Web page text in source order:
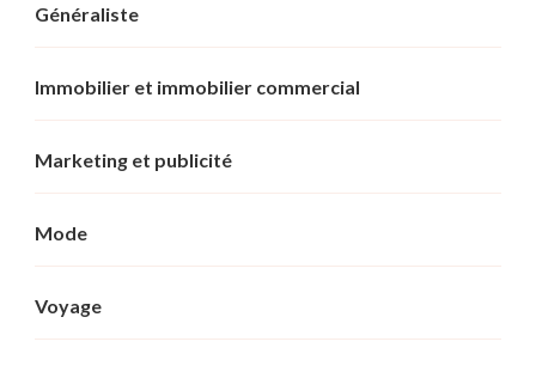
Généraliste
Immobilier et immobilier commercial
Marketing et publicité
Mode
Voyage